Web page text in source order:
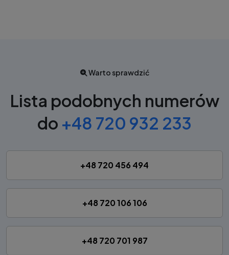
Warto sprawdzić
Lista podobnych numerów
do +48 720 932 233
+48 720 456 494
+48 720 106 106
+48 720 701 987